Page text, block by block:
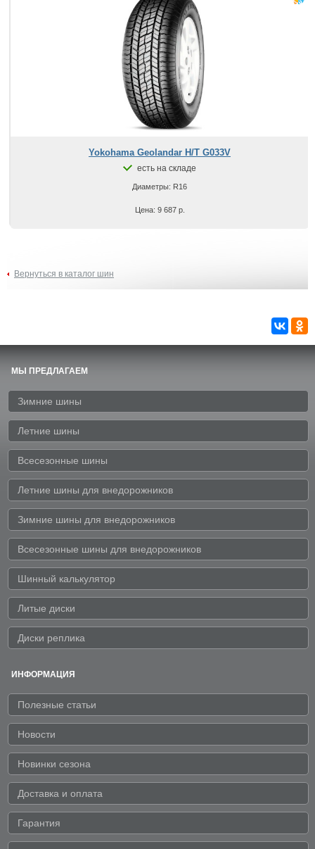
Yokohama Geolandar H/T G033V
есть на складе
Диаметры: R16
Цена: 9 687 р.
Вернуться в каталог шин
МЫ ПРЕДЛАГАЕМ
Зимние шины
Летние шины
Всесезонные шины
Летние шины для внедорожников
Зимние шины для внедорожников
Всесезонные шины для внедорожников
Шинный калькулятор
Литые диски
Диски реплика
ИНФОРМАЦИЯ
Полезные статьи
Новости
Новинки сезона
Доставка и оплата
Гарантия